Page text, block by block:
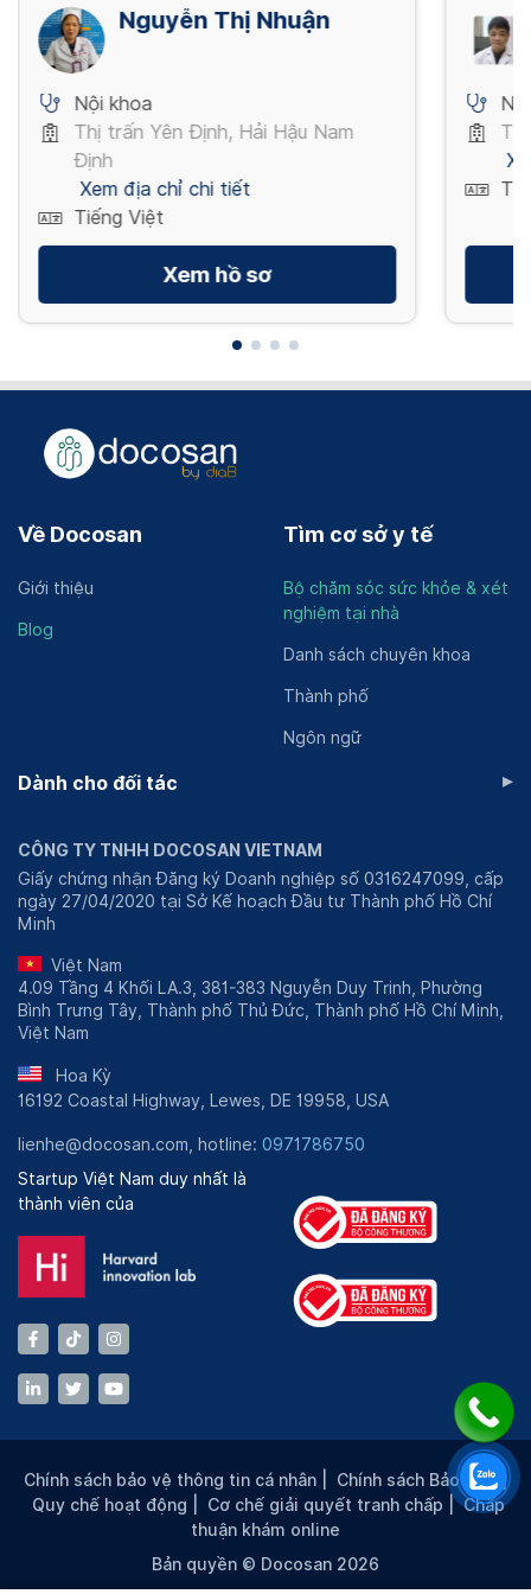
Nguyễn Thị Nhuận
Nội khoa
Thị trấn Yên Định, Hải Hậu Nam
Định
Xem địa chỉ chi tiết
Tiếng Việt
Xem hồ sơ
Về Docosan
Giới thiệu
Blog
Tìm cơ sở y tế
Bộ chăm sóc sức khỏe & xét
nghiệm tại nhà
Danh sách chuyên khoa
Thành phố
Ngôn ngữ
Dành cho đối tác ▸
CÔNG TY TNHH DOCOSAN VIETNAM
Giấy chứng nhận Đăng ký Doanh nghiệp số 0316247099, cấp
ngày 27/04/2020 tại Sở Kế hoạch Đầu tư Thành phố Hồ Chí
Minh
Việt Nam
4.09 Tầng 4 Khối LA.3, 381-383 Nguyễn Duy Trinh, Phường
Bình Trưng Tây, Thành phố Thủ Đức, Thành phố Hồ Chí Minh,
Việt Nam
Hoa Kỳ
16192 Coastal Highway, Lewes, DE 19958, USA
lienhe@docosan.com, hotline: 0971786750
Startup Việt Nam duy nhất là
thành viên của
Chính sách bảo vệ thông tin cá nhân Chính sách Bảo mật |
Quy chế hoạt động
Cơ chế giải quyết tranh chấp |Chấp
thuận khám online
Bản quyền © Docosan 2026